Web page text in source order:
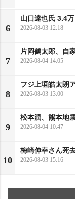
6
山口達也氏 3.4
2026-08-03 12:18
7
片岡鶴太郎、自
2026-08-04 14:05
8
フジ上垣皓太朗
2026-08-03 13:00
9
松本潤、熊本地
2026-08-04 10:47
10
梅崎伸幸さん死
2026-08-03 15:16